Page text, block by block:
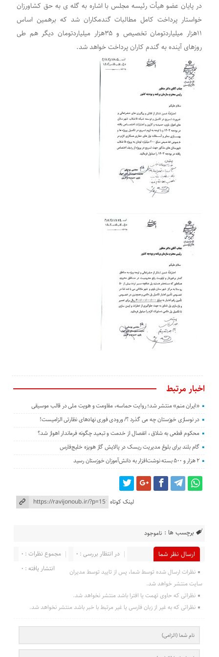
در پایان عضو هیأت رئیسه مجلس با اشاره به گله ی به حق کشاورزان
خواستار پرداخت کامل مطالبات گندمکاران شد که برهمین اساس
۱۱هزار میلیاردتومان تخصیص و ۳۵هزار میلیاردتومان دیگر هم طی
روزهای آینده به گندم کاران پرداخت خواهد شد.
اخبار مرتبط
«ایران منم» منتشر شد؛ روایت حماسه، مقاومت و هویت ملی در قالب موسیقی
در نوسازی خوزستان چه می گذرد ؟/ ورودی فوری نهادهای نظارتی الزامیست!
محکوم قطعی به شلاق ، انفصال از خدمت و تبعید چگونه فرماندار اهواز شد؟
گام بلند برای بلوغ مدیریت ریسک در پالایش گاز هویزه خلیج‌فارس
۲ هزار و ۵۰۰ بسته نوشت‌افزار به دانش‌آموزان خوزستان رسید
لینک کوتاه
برچسب ها : ناموجود
ارسال نظر شما مجموع نظرات : 0
در انتظار بررسی : 0
انتشار یافته : 0
نظرات ارسال شده توسط شما، پس از تایید توسط مدیران
سایت منتشر خواهد شد.
نظراتی که حاوی تهمت یا افترا باشد منتشر نخواهد شد.
نظراتی که به غیر از زبان فارسی یا غیر مرتبط با خبر باشد منتشر نخواهد شد.